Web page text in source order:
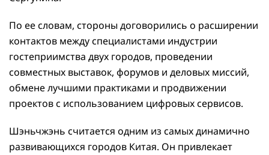
По ее словам, стороны договорились о расширении
контактов между специалистами индустрии
гостеприимства двух городов, проведении
совместных выставок, форумов и деловых миссий,
обмене лучшими практиками и продвижении
проектов с использованием цифровых сервисов.
Шэньчжэнь считается одним из самых динамично
развивающихся городов Китая. Он привлекает